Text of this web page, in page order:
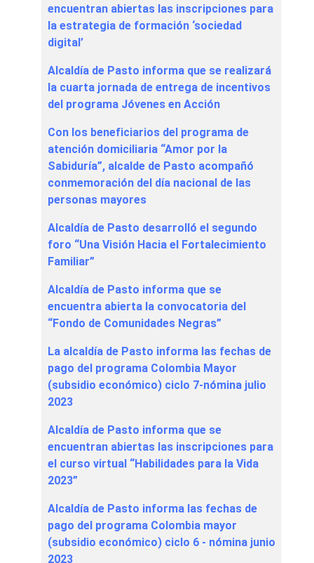
encuentran abiertas las inscripciones para
la estrategia de formación ‘sociedad
digital’
Alcaldía de Pasto informa que se realizará
la cuarta jornada de entrega de incentivos
del programa Jóvenes en Acción
Con los beneficiarios del programa de
atención domiciliaria “Amor por la
Sabiduría”, alcalde de Pasto acompañó
conmemoración del día nacional de las
personas mayores
Alcaldía de Pasto desarrolló el segundo
foro “Una Visión Hacia el Fortalecimiento
Familiar”
Alcaldía de Pasto informa que se
encuentra abierta la convocatoria del
“Fondo de Comunidades Negras”
La alcaldía de Pasto informa las fechas de
pago del programa Colombia Mayor
(subsidio económico) ciclo 7-nómina julio
2023
Alcaldía de Pasto informa que se
encuentran abiertas las inscripciones para
el curso virtual “Habilidades para la Vida
2023”
Alcaldía de Pasto informa las fechas de
pago del programa Colombia mayor
(subsidio económico) ciclo 6 - nómina junio
2023